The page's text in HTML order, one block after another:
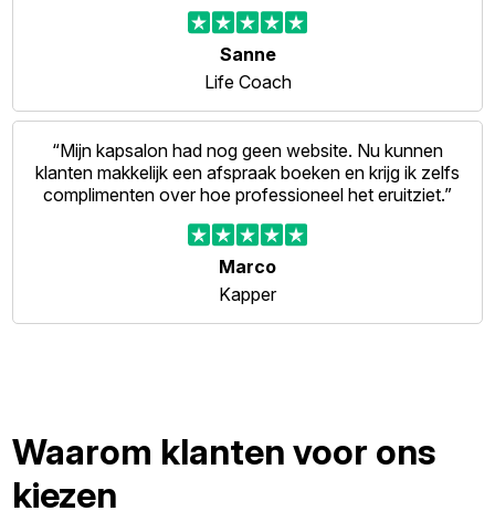
Sanne
Life Coach
“Mijn kapsalon had nog geen website. Nu kunnen
klanten makkelijk een afspraak boeken en krijg ik zelfs
complimenten over hoe professioneel het eruitziet.”
Marco
Kapper
Waarom klanten voor ons
kiezen